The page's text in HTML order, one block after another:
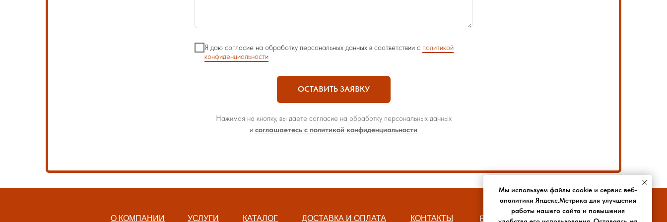
Я даю согласие на обработку персональных данных в соответствии с политикой
конфиденциальности
ОСТАВИТЬ ЗАЯВКУ
Нажимая на кнопку, вы даете согласие на обработку персональных данных
и соглашаетесь с политикой конфиденциальности
О КОМПАНИИ УСЛУГИ КАТАЛОГ ДОСТАВКА И ОПЛАТА КОНТАКТЫ РЕКВИЗИТЫ
БЛОГ
Мы используем файлы cookie и сервис веб-
аналитики Яндекс.Метрика для улучшения
работы нашего сайта и повышения